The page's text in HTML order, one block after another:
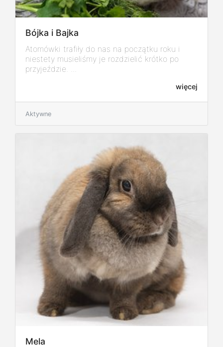
Bójka i Bajka
Atomówki trafiły do nas na początku roku i
niestety musieliśmy je rozdzielić krótko po
przyjeździe. ...
więcej
Aktywne
Mela